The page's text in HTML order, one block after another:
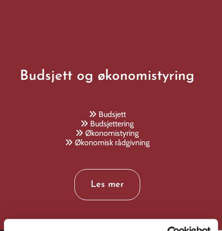
Budsjett og økonomistyring
 Budsjett
 Budsjettering
 Økonomistyring
 Økonomisk rådgivning
Les mer